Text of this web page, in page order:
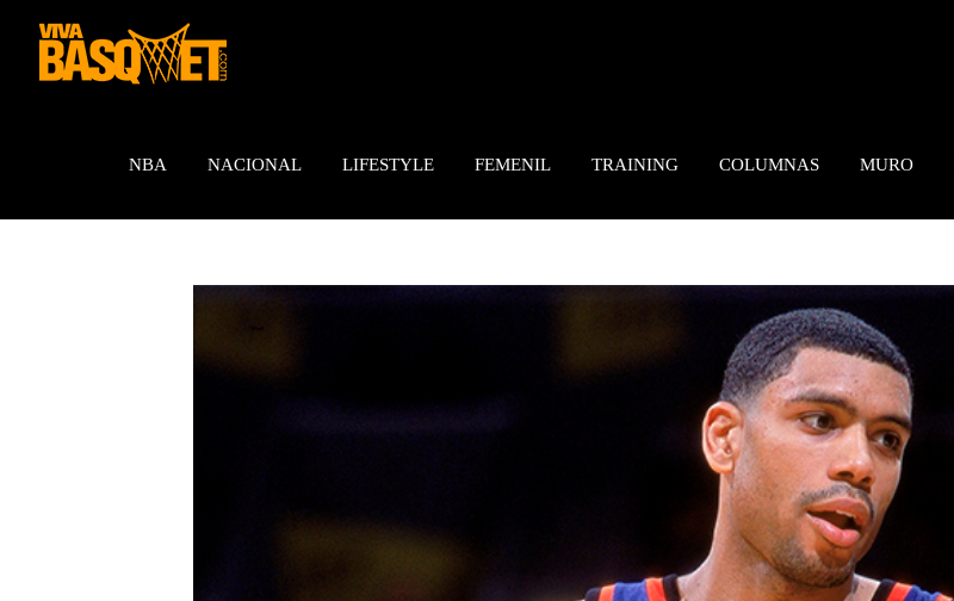
contenido
NBA NACIONAL LIFESTYLE FEMENIL TRAINING COLUMNAS MURO